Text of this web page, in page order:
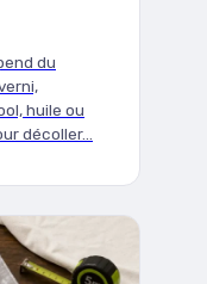
du
huile ou
décoller…